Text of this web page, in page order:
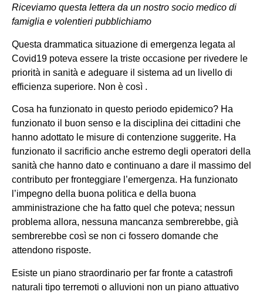
Riceviamo questa lettera da un nostro socio medico di
famiglia e volentieri pubblichiamo
Questa drammatica situazione di emergenza legata al
Covid19 poteva essere la triste occasione per rivedere le
priorità in sanità e adeguare il sistema ad un livello di
efficienza superiore. Non è così .
Cosa ha funzionato in questo periodo epidemico? Ha
funzionato il buon senso e la disciplina dei cittadini che
hanno adottato le misure di contenzione suggerite. Ha
funzionato il sacrificio anche estremo degli operatori della
sanità che hanno dato e continuano a dare il massimo del
contributo per fronteggiare l’emergenza. Ha funzionato
l’impegno della buona politica e della buona
amministrazione che ha fatto quel che poteva; nessun
problema allora, nessuna mancanza sembrerebbe, già
sembrerebbe così se non ci fossero domande che
attendono risposte.
Esiste un piano straordinario per far fronte a catastrofi
naturali tipo terremoti o alluvioni non un piano attuativo